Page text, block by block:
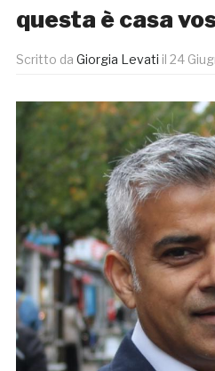
questa è casa
Scritto da Giorgia Levati il 24